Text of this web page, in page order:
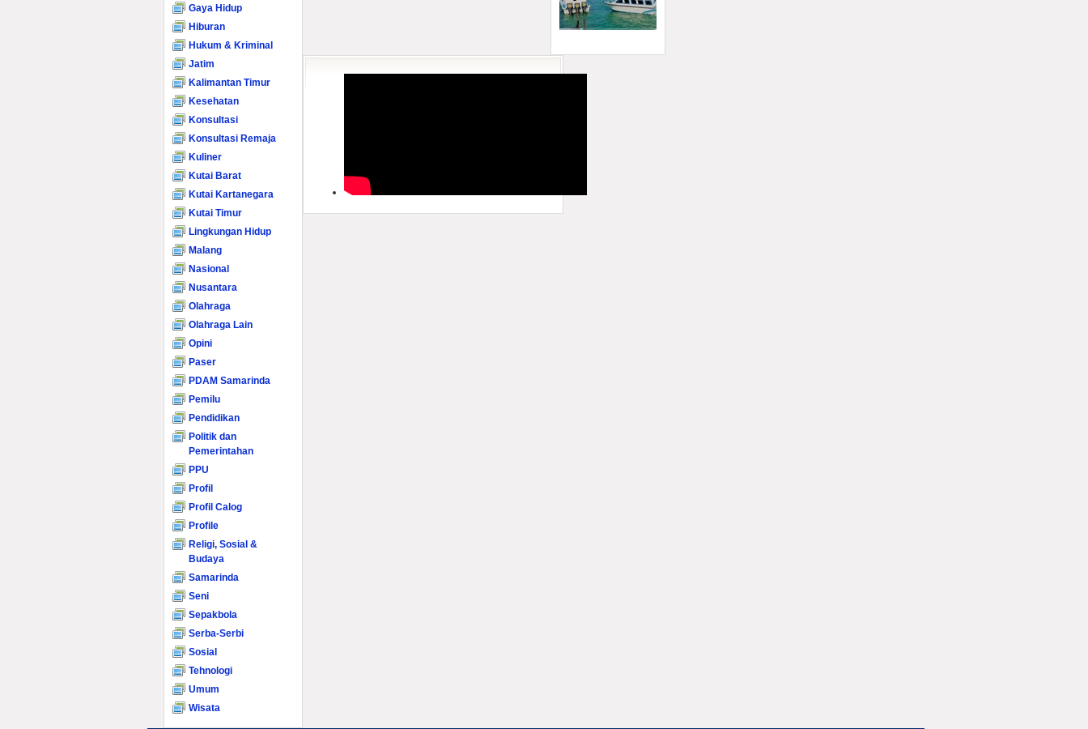
Gaya Hidup
Hiburan
Hukum & Kriminal
Jatim
Kalimantan Timur
Kesehatan
Konsultasi
Konsultasi Remaja
Kuliner
Kutai Barat
Kutai Kartanegara
Kutai Timur
Lingkungan Hidup
Malang
Nasional
Nusantara
Olahraga
Olahraga Lain
Opini
Paser
PDAM Samarinda
Pemilu
Pendidikan
Politik dan
Pemerintahan
PPU
Profil
Profil Calog
Profile
Religi, Sosial &
Budaya
Samarinda
Seni
Sepakbola
Serba-Serbi
Sosial
Tehnologi
Umum
Wisata